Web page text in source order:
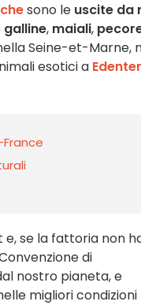
sono le uscite da
galline, maiali,
Seine-et-Marne,
esotici a
se la fattoria non
di
nostro pianeta, e
migliori condizioni